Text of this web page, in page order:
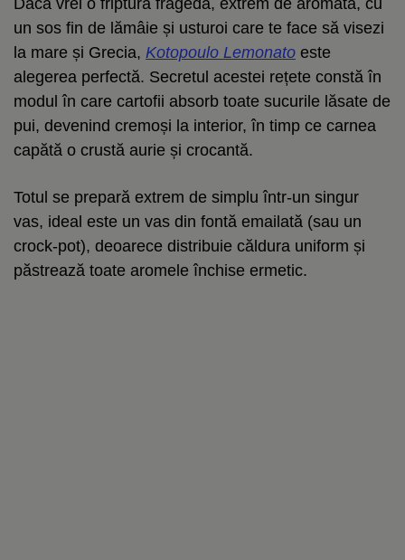
un sos fin de lămâie și usturoi care te face să visezi
la mare și Grecia, Kotopoulo Lemonato este
alegerea perfectă. Secretul acestei rețete constă în
modul în care cartofii absorb toate sucurile lăsate de
pui, devenind cremoși la interior, în timp ce carnea
capătă o crustă aurie și crocantă.
Totul se prepară extrem de simplu într-un singur
vas, ideal este un vas din fontă emailată (sau un
crock-pot), deoarece distribuie căldura uniform și
păstrează toate aromele închise ermetic.